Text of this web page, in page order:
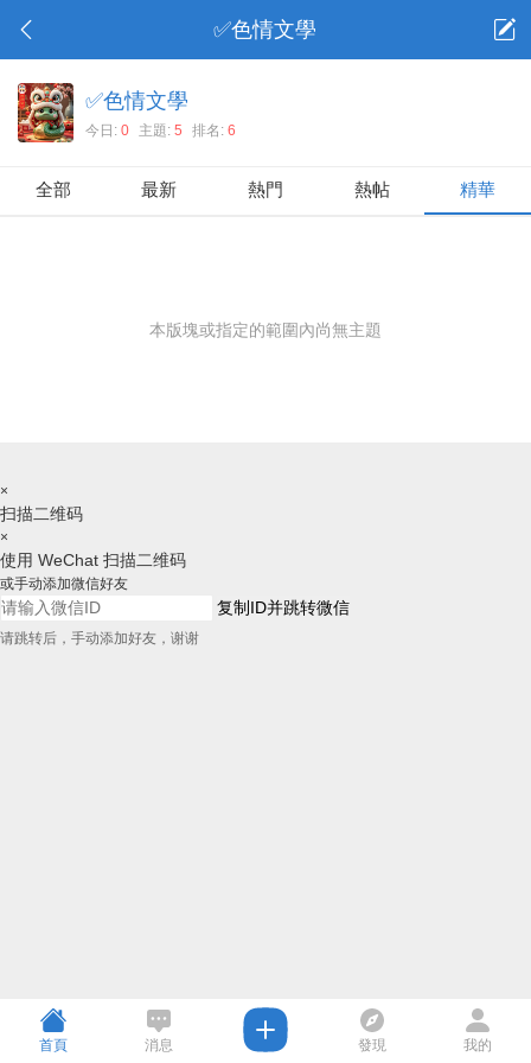
✅色情文學
✅色情文學
今日: 0 主題: 5 排名: 6
全部 最新 熱門 熱帖 精華
本版塊或指定的範圍內尚無主題
×
扫描二维码
×
使用 WeChat 扫描二维码
或手动添加微信好友
复制ID并跳转微信
请跳转后，手动添加好友，谢谢
首頁 消息 發現 我的